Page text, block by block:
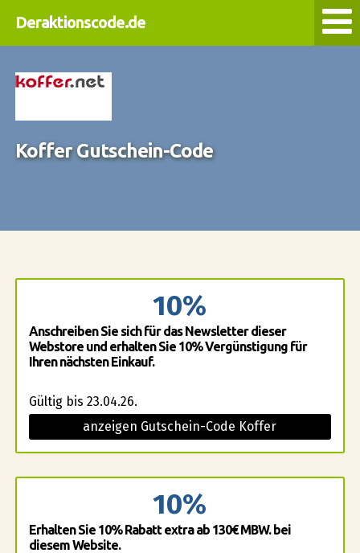
Deraktionscode.de
Koffer Gutschein-Code
10%
Anschreiben Sie sich für das Newsletter dieser
Webstore und erhalten Sie 10% Vergünstigung für
Ihren nächsten Einkauf.
Gültig bis 23.04.26.
anzeigen Gutschein-Code Koffer
10%
Erhalten Sie 10% Rabatt extra ab 130€ MBW. bei
diesem Website.